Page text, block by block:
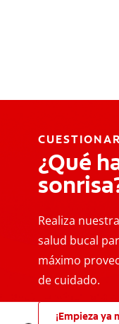
¿Qué
Realiza
salud bucal
máximo
de cuidado.
¡Empieza ya